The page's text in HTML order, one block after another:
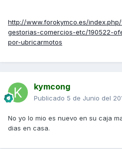
http://www.forokymco.es/
gestorias-comercios-etc/190522-
por-ubricarmotos
kymcong
Publicado 5 de Junio del
No yo lo mio es nuevo en su caja
dias en casa.